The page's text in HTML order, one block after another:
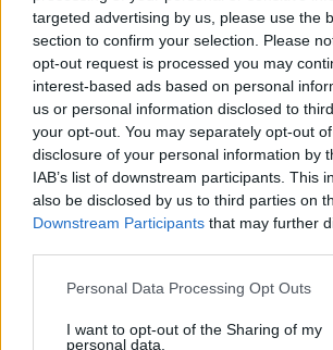
targeted advertising by us, please use the
section to confirm your selection. Please
opt-out request is processed you may
interest-based ads based on personal
us or personal information disclosed to
your opt-out. You may separately opt-out
disclosure of your personal information by
IAB’s list of downstream participants. This
also be disclosed by us to third parties on
Downstream Participants that may further
Please note that this website/app uses one
not limited to your visit or usage behaviour.
Personal Data Processing Opt Outs
I want to opt-out of the Sharing of my
personal data.